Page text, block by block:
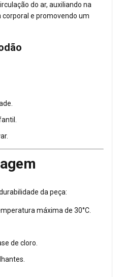
do ar, auxiliando na
e promovendo um
da peça:
máxima de 30°C.
de cloro.